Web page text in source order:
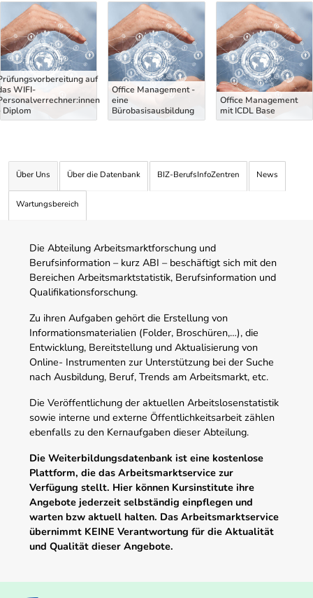
Uber Weiterbildungsvorschläge
auf
WIFI-
Diplom
Office Management -
eine
Bürobasisausbildung
Office Management
mit ICDL Base
Über Uns Über die Datenbank BIZ-BerufsInfoZentren News
Wartungsbereich
Die Abteilung Arbeitsmarktforschung und
Berufsinformation – kurz ABI – beschäftigt sich mit den
Bereichen Arbeitsmarktstatistik, Berufsinformation und
Qualifikationsforschung.
Zu ihren Aufgaben gehört die Erstellung von
Informationsmaterialien (Folder, Broschüren,…), die
Entwicklung, Bereitstellung und Aktualisierung von
Online- Instrumenten zur Unterstützung bei der Suche
nach Ausbildung, Beruf, Trends am Arbeitsmarkt, etc.
Die Veröffentlichung der aktuellen Arbeitslosenstatistik
sowie interne und externe Öffentlichkeitsarbeit zählen
ebenfalls zu den Kernaufgaben dieser Abteilung.
Die Weiterbildungsdatenbank ist eine kostenlose
Plattform, die das Arbeitsmarktservice zur
Verfügung stellt. Hier können Kursinstitute ihre
Angebote jederzeit selbständig einpflegen und
warten bzw aktuell halten. Das Arbeitsmarktservice
übernimmt KEINE Verantwortung für die Aktualität
und Qualität dieser Angebote.